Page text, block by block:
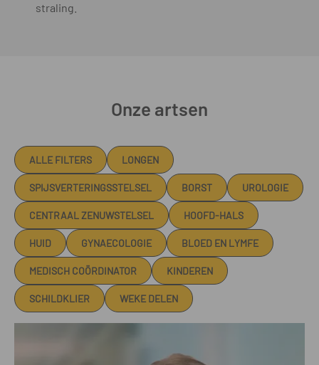
straling.
Onze artsen
ALLE FILTERS LONGEN
SPIJSVERTERINGSSTELSEL BORST UROLOGIE
CENTRAAL ZENUWSTELSEL HOOFD-HALS
HUID GYNAECOLOGIE BLOED EN LYMFE
MEDISCH COÖRDINATOR KINDEREN
SCHILDKLIER WEKE DELEN